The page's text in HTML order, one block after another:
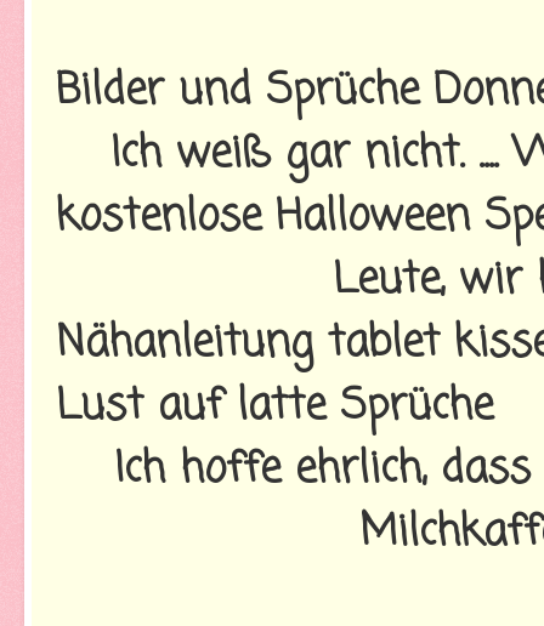
Bilder und Sprüche
Ich weiß gar nicht. ....
kostenlose Halloween
Leute, wir
Nähanleitung tablet
Lust auf latte Sprüche
Ich hoffe ehrlich,